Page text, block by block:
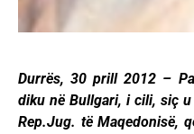
Durrës, 30 prill 2012 –
diku në Bullgari, i cili, siç
Rep.Jug. të Maqedonisë,